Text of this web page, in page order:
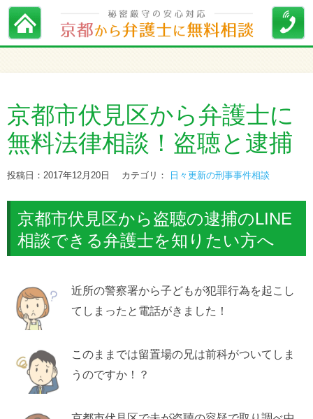
京都市伏見区から弁護士に
無料法律相談！盗聴と逮捕
投稿日：2017年12月20日 カテゴリ： 日々更新の刑事事件相談
京都市伏見区から盗聴の逮捕のLINE
相談できる弁護士を知りたい方へ
近所の警察署から子どもが犯罪行為を起こし
てしまったと電話がきました！
このままでは留置場の兄は前科がついてしま
うのですか！？